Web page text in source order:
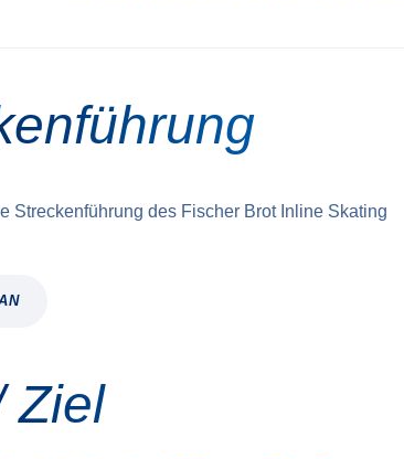
Streckenführung des Fischer Brot Inline Skating
Ziel